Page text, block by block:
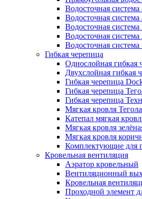
Водосточная система
Водосточная система
Водосточная
Водосточная система
Водосточная
Гибкая черепица
Однослойная гибкая
Двухслойная гибкая
Гибкая черепица
Гибкая черепица
Гибкая черепица
Мягкая кровля
Катепал мягкая
Мягкая кровля
Мягкая кровля
Комплектующие для
Кровельная вентиляция
Аэратор кровельный
Вентиляционный
Кровельная
Проходной элемент